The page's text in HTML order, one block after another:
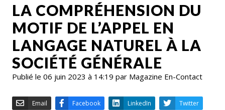
LA COMPRÉHENSION DU
MOTIF DE L’APPEL EN
LANGAGE NATUREL À LA
SOCIÉTÉ GÉNÉRALE
Publié le 06 juin 2023 à 14:19 par Magazine En-Contact